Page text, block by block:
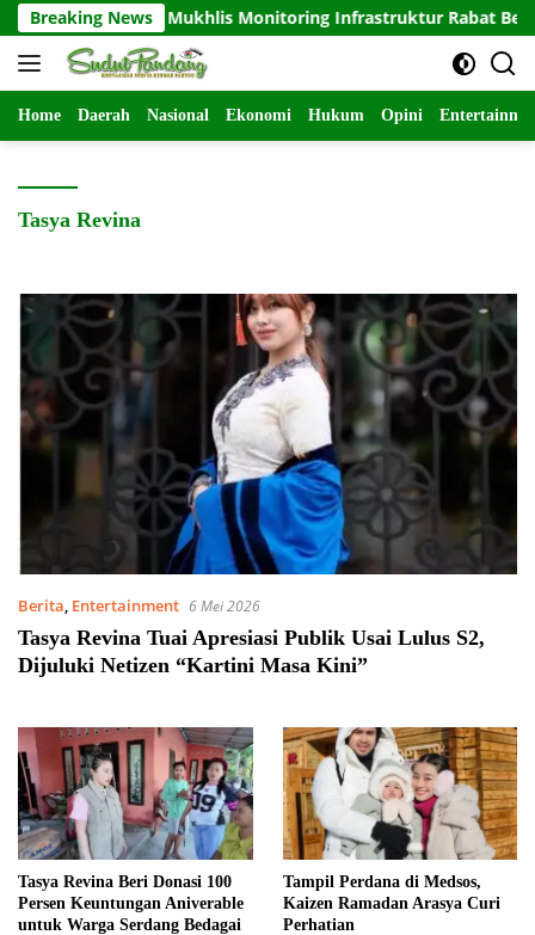
Langsung
ke
konten
Breaking News
Brigjen TNI Mukhlis Monitoring Infrastruktur Rabat Beton dan
Home Daerah Nasional Ekonomi Hukum Opini
Tasya Revina
Berita, Entertainment 6 Mei 2026
Tasya Revina Tuai Apresiasi Publik Usai Lulus S2,
Dijuluki Netizen “Kartini Masa Kini”
Tasya Revina Beri Donasi 100
Persen Keuntungan Aniverable
untuk Warga Serdang Bedagai
Tampil Perdana di Medsos,
Kaizen Ramadan Arasya Curi
Perhatian